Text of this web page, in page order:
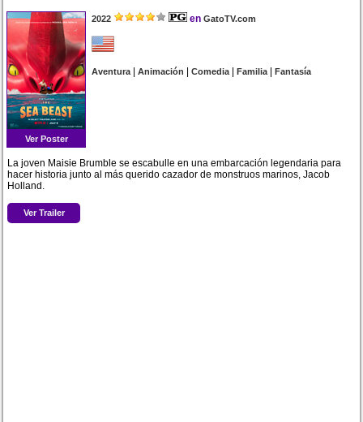
Ver Poster
2022 en GatoTV.com
Aventura|Animación |Comedia|Familia|Fantasía
La joven Maisie Brumble se escabulle en una embarcación legendaria para
hacer historia junto al más querido cazador de monstruos marinos, Jacob
Holland.
Ver Trailer